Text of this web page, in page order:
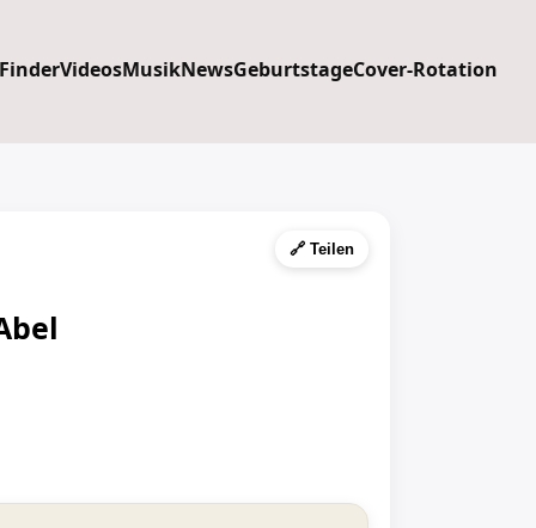
VideosMusikNewsGeburtstageCover-Rotation
🔗 Teilen